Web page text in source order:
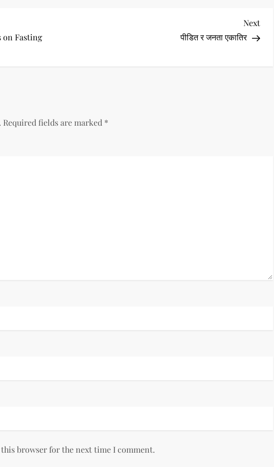
on Fasting
Next
पीडित र जनता एकातिर
Required fields are marked *
browser for the next time I comment.